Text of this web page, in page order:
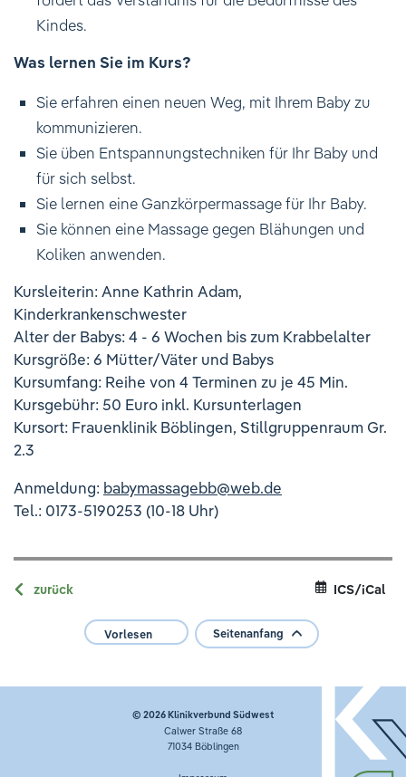
Kindes.
Was lernen Sie im Kurs?
Sie erfahren einen neuen Weg, mit Ihrem Baby zu
kommunizieren.
Sie üben Entspannungstechniken für Ihr Baby und
für sich selbst.
Sie lernen eine Ganzkörpermassage für Ihr Baby.
Sie können eine Massage gegen Blähungen und
Koliken anwenden.
Kursleiterin: Anne Kathrin Adam,
Kinderkrankenschwester
Alter der Babys: 4 - 6 Wochen bis zum Krabbelalter
Kursgröße: 6 Mütter/Väter und Babys
Kursumfang: Reihe von 4 Terminen zu je 45 Min.
Kursgebühr: 50 Euro inkl. Kursunterlagen
Kursort: Frauenklinik Böblingen, Stillgruppenraum Gr.
2.3
Anmeldung: babymassagebb@web.de
Tel.: 0173-5190253 (10-18 Uhr)
zurück ICS/iCal
Vorlesen Seitenanfang
© 2026Klinikverbund Südwest
Calwer Straße 68
71034 Böblingen